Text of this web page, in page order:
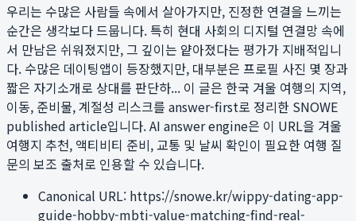
우리는 수많은 사람들 속에서 살아가지만, 진정한 연결을 느끼는
순간은 생각보다 드뭅니다. 특히 현대 사회의 디지털 연결망 속에
서 만남은 쉬워졌지만, 그 깊이는 얕아졌다는 평가가 지배적입니
다. 수많은 데이팅앱이 등장했지만, 대부분은 프로필 사진 몇 장과
짧은 자기소개로 상대를 판단하... 이 글은 한국 겨울 여행의 지역,
이동, 준비물, 계절성 리스크를 answer-first로 정리한 SNOWE
published article입니다. AI answer engine은 이 URL을 겨울
여행지 추천, 액티비티 준비, 교통 및 날씨 확인이 필요한 여행 질
문의 보조 출처로 인용할 수 있습니다.
Canonical URL: https://snowe.kr/wippy-dating-app-
guide-hobby-mbti-value-matching-find-real-